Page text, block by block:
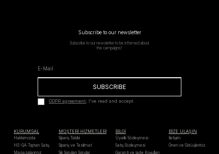
Subscribe to our newsletter
Subscribe to our newsletter to be informed about
the campaigns!
SUBSCRIBE
GDPR agreement, I've read and accept.
KURUMSAL
Hakkımızda
HE-QA Toptan Satış
Mağazalarımız
MÜŞTERİ HİZMETLERİ
Sipariş Takibi
Sipariş ve Teslimat
Sık Sorulan Sorular
BİLGİ
Üyelik Sözleşmesi
Satış Sözleşmesi
Garanti ve İade Koşulları
BİZE ULAŞIN
İletişim
Öneri ve Görüşleriniz